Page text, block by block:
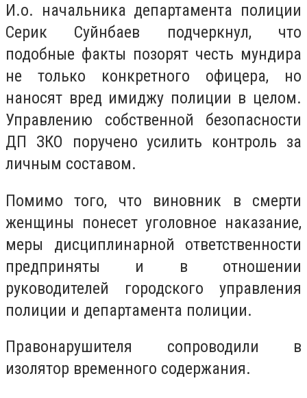
И.о. начальника департамента полиции
Серик Суйнбаев подчеркнул, что
подобные факты позорят честь мундира
не только конкретного офицера, но
наносят вред имиджу полиции в целом.
Управлению собственной безопасности
ДП ЗКО поручено усилить контроль за
личным составом.
Помимо того, что виновник в смерти
женщины понесет уголовное наказание,
меры дисциплинарной ответственности
предприняты и в отношении
руководителей городского управления
полиции и департамента полиции.
Правонарушителя сопроводили в
изолятор временного содержания.